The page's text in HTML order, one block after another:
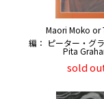
Maori Moko or
編： ピーター・グ
Pita
sold